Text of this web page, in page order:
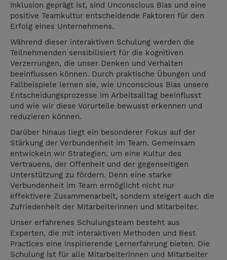
Inklusion geprägt ist, sind Unconscious Bias und eine
positive Teamkultur entscheidende Faktoren für den
Erfolg eines Unternehmens.
Während dieser interaktiven Schulung werden die
Teilnehmenden sensibilisiert für die kognitiven
Verzerrungen, die unser Denken und Verhalten
beeinflussen können. Durch praktische Übungen und
Fallbeispiele lernen sie, wie Unconscious Bias unsere
Entscheidungsprozesse im Arbeitsalltag beeinflusst
und wie wir diese Vorurteile bewusst erkennen und
reduzieren können.
Darüber hinaus liegt ein besonderer Fokus auf der
Stärkung der Verbundenheit im Team. Gemeinsam
entwickeln wir Strategien, um eine Kultur des
Vertrauens, der Offenheit und der gegenseitigen
Unterstützung zu fördern. Denn eine starke
Verbundenheit im Team ermöglicht nicht nur
effektivere Zusammenarbeit, sondern steigert auch die
Zufriedenheit der Mitarbeiterinnen und Mitarbeiter.
Unser erfahrenes Schulungsteam besteht aus
Experten, die mit interaktiven Methoden und Best
Practices eine inspirierende Lernerfahrung bieten. Die
Schulung ist für alle Mitarbeiterinnen und Mitarbeiter